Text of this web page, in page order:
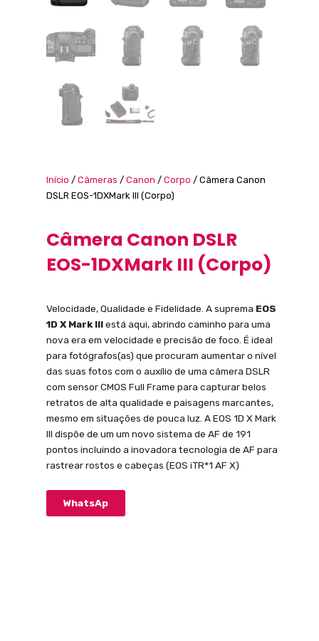
Início / Câmeras / Canon / Corpo / Câmera Canon
DSLR EOS-1DXMark III (Corpo)
Câmera Canon DSLR
EOS-1DXMark III (Corpo)
Velocidade, Qualidade e Fidelidade. A suprema EOS
1D X Mark IIIestá aqui, abrindo caminho para uma
nova era em velocidade e precisão de foco. É ideal
para fotógrafos(as) que procuram aumentar o nível
das suas fotos com o auxílio de uma câmera DSLR
com sensor CMOS Full Frame para capturar belos
retratos de alta qualidade e paisagens marcantes,
mesmo em situações de pouca luz. A EOS 1D X Mark
III dispõe de um um novo sistema de AF de 191
pontos incluindo a inovadora tecnologia de AF para
rastrear rostos e cabeças (EOS iTR*1 AF X)
WhatsAp